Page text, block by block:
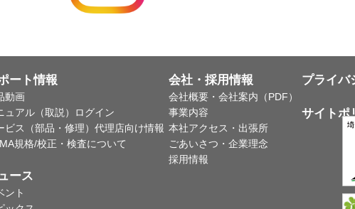
ート情報
動画
ュアル（取説）ログイン
ビス（部品・修理）代理店向け情報
規格/校正・検査について
ース
ント
会社・採用情報
会社概要・会社案内（PDF）
事業内容
本社アクセス・出張所
ごあいさつ・企業理念
採用情報
プライバ
サイトポ